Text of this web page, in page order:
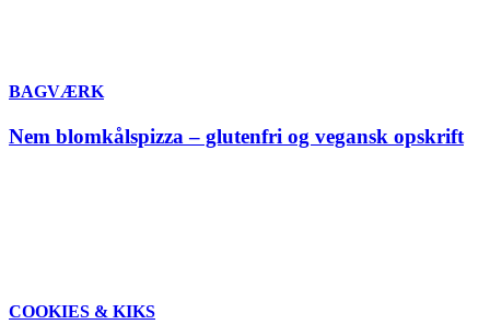
BAGVÆRK
Nem blomkålspizza – glutenfri og vegansk opskrift
COOKIES & KIKS